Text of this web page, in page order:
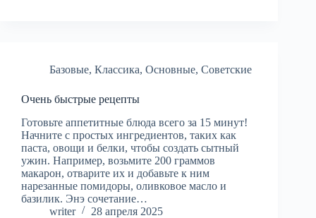
Базовые, Классика, Основные, Советские
Очень быстрые рецепты
Готовьте аппетитные блюда всего за 15 минут!
Начните с простых ингредиентов, таких как
паста, овощи и белки, чтобы создать сытный
ужин. Например, возьмите 200 граммов
макарон, отварите их и добавьте к ним
нарезанные помидоры, оливковое масло и
базилик. Энэ сочетание…
writer
28 апреля 2025